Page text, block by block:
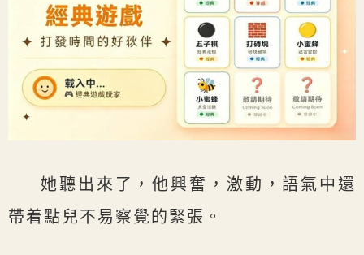
她聽出來了，他興奮，激動，語氣中還
帶着點兒不易察覺的緊張。